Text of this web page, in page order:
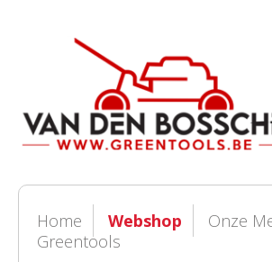
Home Webshop Onze
Greentools